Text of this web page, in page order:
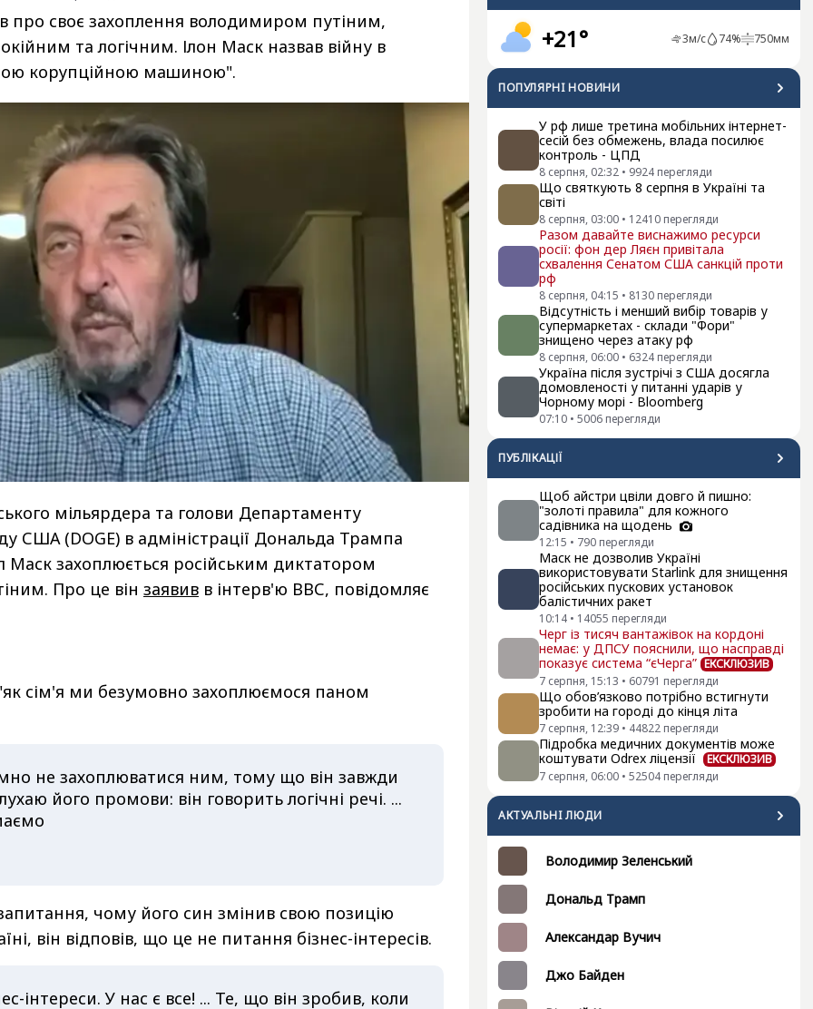
+21° 3м/с 74% 750мм
ПОПУЛЯРНI НОВИНИ
У рф лише третина мобільних інтернет-
сесій без обмежень, влада посилює
контроль - ЦПД
8 серпня, 02:32 • 9924 перегляди
Що святкують 8 серпня в Україні та
світі
8 серпня, 03:00 • 12410 перегляди
Разом давайте виснажимо ресурси
росії: фон дер Ляєн привітала
схвалення Сенатом США санкцій проти
рф
8 серпня, 04:15 • 8130 перегляди
Відсутність і менший вибір товарів у
супермаркетах - склади "Фори"
знищено через атаку рф
8 серпня, 06:00 • 6324 перегляди
Україна після зустрічі з США досягла
домовленості у питанні ударів у
Чорному морі - Bloomberg
07:10 • 5006 перегляди
ПУБЛІКАЦІЇ
Щоб айстри цвіли довго й пишно:
"золоті правила" для кожного
садівника на щодень
12:15 • 790 перегляди
Маск не дозволив Україні
використовувати Starlink для знищення
російських пускових установок
балістичних ракет
10:14 • 14055 перегляди
Черг із тисяч вантажівок на кордоні
немає: у ДПСУ пояснили, що насправді
показує система “єЧерга” ЕКСКЛЮЗИВ
7 серпня, 15:13 • 60791 перегляди
Що обов’язково потрібно встигнути
зробити на городі до кінця літа
7 серпня, 12:39 • 44822 перегляди
Підробка медичних документів може
коштувати Odrex ліцензії
ЕКСКЛЮЗИВ
7 серпня, 06:00 • 52504 перегляди
АКТУАЛЬНI ЛЮДИ
Володимир Зеленський
Дональд Трамп
Александар Вучич
Джо Байден
про своє захоплення володимиром путіним,
та логічним. Ілон Маск назвав війну в
корупційною машиною".
мільярдера та голови Департаменту
США (DOGE) в адміністрації Дональда Трампа
Маск захоплюється російським диктатором
Про це він заявив в інтерв'ю ВВС, повідомляє
сім'я ми безумовно захоплюємося паном
не захоплюватися ним, тому що він завжди
його промови: він говорить логічні речі. ...
чому його син змінив свою позицію
він відповів, що це не питання бізнес-інтересів.
інтереси. У нас є все! ... Те, що він зробив, коли